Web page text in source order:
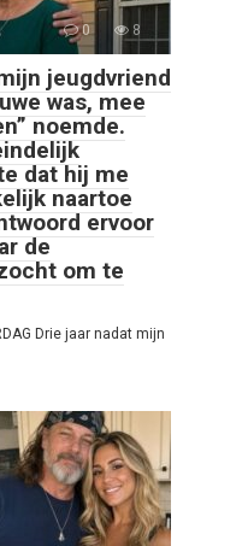
0 8
jeugdvriend
was, mee
noemde.
dat hij me
naartoe
ervoor
de
om te
Drie jaar nadat mijn